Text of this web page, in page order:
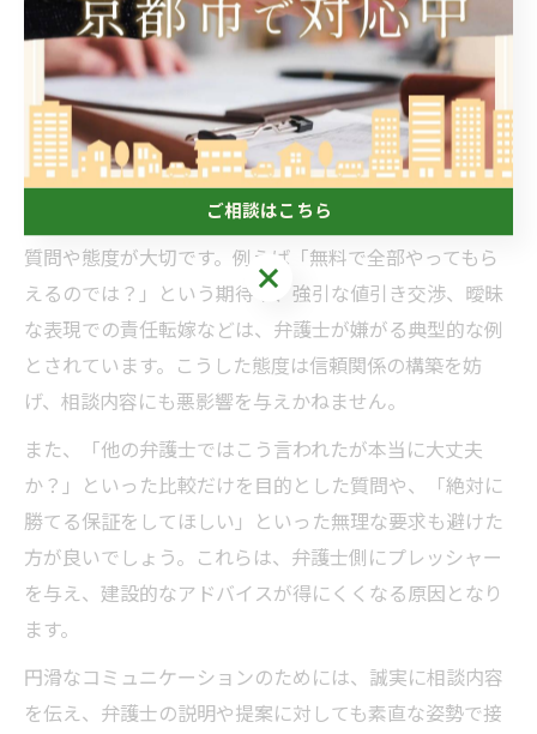
伝え、疑問点や不安な点も率直に話すことが大切です。
弁護士も守秘義務を負っているため、安心して全ての情
報を共有しましょう。
弁護士が嫌がる質問や態度を避ける秘訣
弁護士に相談する際は、相手の立場や専門性を尊重した
質問や態度が大切です。例えば「無料で全部やってもら
えるのでは？」という期待や、強引な値引き交渉、曖昧
な表現での責任転嫁などは、弁護士が嫌がる典型的な例
とされています。こうした態度は信頼関係の構築を妨
げ、相談内容にも悪影響を与えかねません。
また、「他の弁護士ではこう言われたが本当に大丈夫
か？」といった比較だけを目的とした質問や、「絶対に
勝てる保証をしてほしい」といった無理な要求も避けた
方が良いでしょう。これらは、弁護士側にプレッシャー
を与え、建設的なアドバイスが得にくくなる原因となり
ます。
円滑なコミュニケーションのためには、誠実に相談内容
を伝え、弁護士の説明や提案に対しても素直な姿勢で接
ご相談はこちら
ご相談はこちら